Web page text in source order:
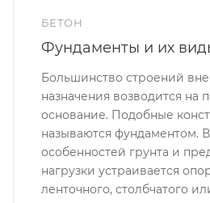
БЕТОН
Фундаменты и их
Большинство строений
назначения возводится на
основание. Подобные
называются фундаментом.
особенностей грунта и
нагрузки устраивается
ленточного, столбчатого